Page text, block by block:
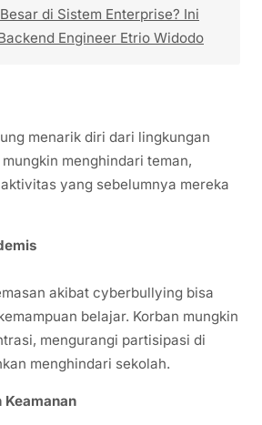
di Sistem Enterprise? Ini
Engineer Etrio Widodo
menarik diri dari lingkungan
menghindari teman,
yang sebelumnya mereka
akibat cyberbullying bisa
belajar. Korban mungkin
mengurangi partisipasi di
menghindari sekolah.
Keamanan